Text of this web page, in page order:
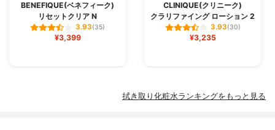
BENEFIQUE(ベネフィーク)
リセットクリア N
3.93(35)
¥3,399
CLINIQUE(クリニーク)
クラリファイング ローション 2
3.93(30)
¥3,235
拭き取り化粧水ランキングをもっと見る